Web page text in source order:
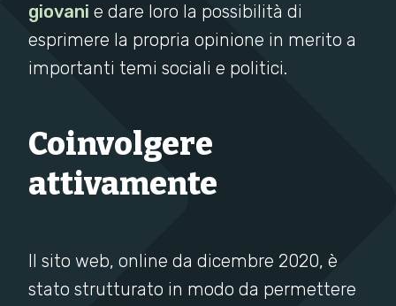
giovani e dare loro la possibilità di
esprimere la propria opinione in merito a
importanti temi sociali e politici.
Coinvolgere
attivamente
Il sito web, online da dicembre 2020, è
stato strutturato in modo da permettere